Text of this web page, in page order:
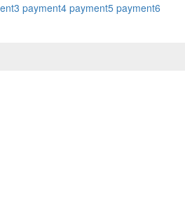
payment4 payment5 payment6